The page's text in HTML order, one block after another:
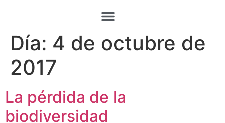
Día: 4 de octubre de
2017
La pérdida de la
biodiversidad